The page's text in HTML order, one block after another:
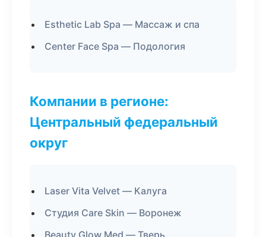
Esthetic Lab Spa — Массаж и спа
Center Face Spa — Подология
Компании в регионе:
Центральный федеральный
округ
Laser Vita Velvet — Калуга
Студия Care Skin — Воронеж
Beauty Glow Med — Тверь